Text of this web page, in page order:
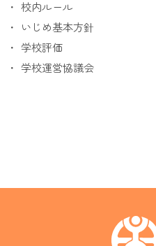
校内ルール
いじめ基本方針
学校評価
学校運営協議会